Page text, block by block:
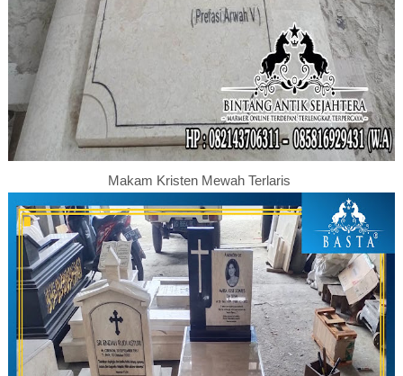
Makam Kristen Mewah Terlaris